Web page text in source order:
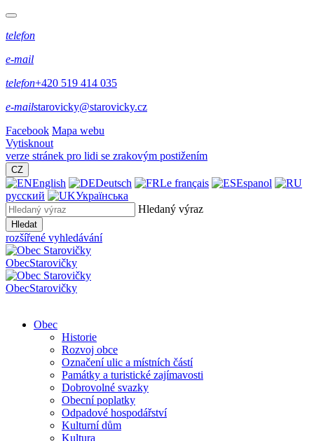
telefon
e-mail
telefon+420 519 414 035
e-mailstarovicky@starovicky.cz
Facebook Mapa webu
Vytisknout
verze stránek pro lidi se zrakovým postižením
CZ
English Deutsch Le français
Espanol
русский
Українська
Hledaný výraz
Hledat
rozšířené vyhledávání
ObecStarovičky
ObecStarovičky
Obec
Historie
Rozvoj obce
Označení ulic a místních částí
Památky a turistické zajímavosti
Dobrovolné svazky
Obecní poplatky
Odpadové hospodářství
Kulturní dům
Kultura